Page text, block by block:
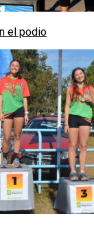
el podio